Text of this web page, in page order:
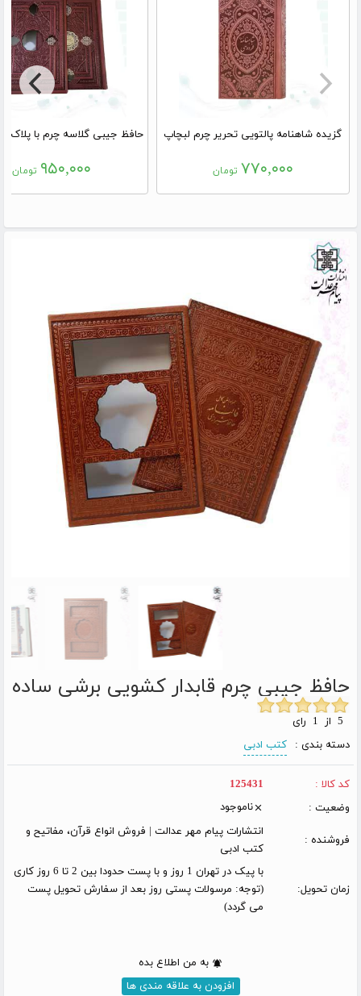
گزیده شاهنامه پالتویی تحریر چرم لبچاپ
۷۷۰,۰۰۰ تومان ۹۵۰,۰۰۰ تومان
حافظ جیبی چرم قابدار کشویی برشی ساده
دسته بندی :
کتب ادبی
کد کالا :
125431
وضعیت :
ناموجود
فروشنده :
انتشارات پیام مهر عدالت | فروش انواع قرآن، مفاتیح و
کتب ادبی
زمان تحویل:
با پیک در تهران 1 روز و با پست حدودا بین 2 تا 6 روز کاری
(توجه: مرسولات پستی روز بعد از سفارش تحویل پست
می گردد)
به من اطلاع بده
افزودن به علاقه مندی ها